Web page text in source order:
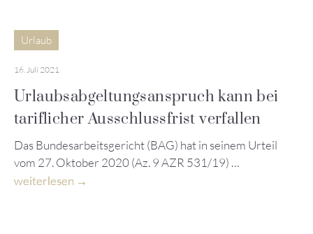
Urlaub
16. Juli 2021
Urlaubsabgeltungsanspruch kann bei
tariflicher Ausschlussfrist verfallen
Das Bundesarbeitsgericht (BAG) hat in seinem Urteil
vom 27. Oktober 2020 (Az. 9 AZR 531/19) …
weiterlesen